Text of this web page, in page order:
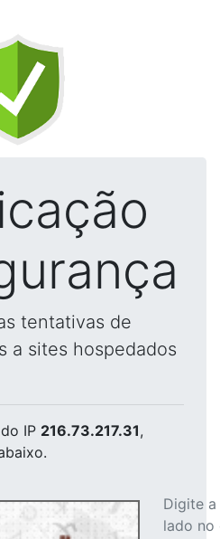
tentativas de
a sites hospedados
do IP 216.73.217.31,
Digite
lado no